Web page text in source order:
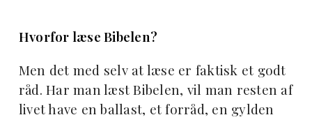
Hvorfor læse Bibelen?
Men det med selv at læse er faktisk et godt
råd. Har man læst Bibelen, vil man resten af
livet have en ballast, et forråd, en gylden